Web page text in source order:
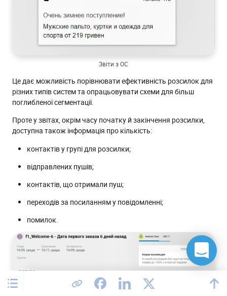
Звіти з ОС
Це дає можливість порівнювати ефективність розсилок для
різних типів систем та опрацьовувати схеми для більш
поглибленої сегментації.
Проте у звітах, окрім часу початку й закінчення розсилки,
доступна також інформація про кількість:
контактів у групі для розсилки;
відправлених пушів;
контактів, що отримали пуш;
переходів за посиланням у повідомленні;
помилок.